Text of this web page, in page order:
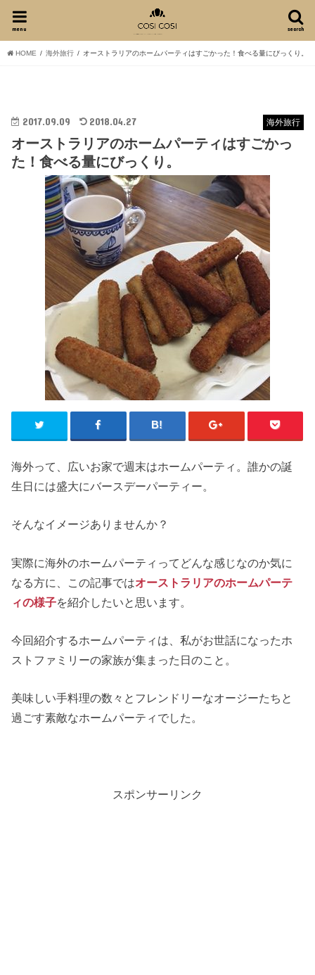
search
menu
HOME 海外旅行 オーストラリアのホームパーティはすごかった！食べる量にびっくり。
海外旅行
2017.09.09 2018.04.27
オーストラリアのホームパーティはすごかっ
た！食べる量にびっくり。
海外って、広いお家で週末はホームパーティ。誰かの誕
生日には盛大にバースデーパーティー。
そんなイメージありませんか？
実際に海外のホームパーティってどんな感じなのか気に
なる方に、この記事ではオーストラリアのホームパーテ
ィの様子を紹介したいと思います。
今回紹介するホームパーティは、私がお世話になったホ
ストファミリーの家族が集まった日のこと。
美味しい手料理の数々とフレンドリーなオージーたちと
過ごす素敵なホームパーティでした。
スポンサーリンク